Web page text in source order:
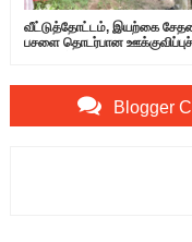
வீட்டுத்தோட்டம், இயற்கை
பசளை தொடர்பான
Blogger